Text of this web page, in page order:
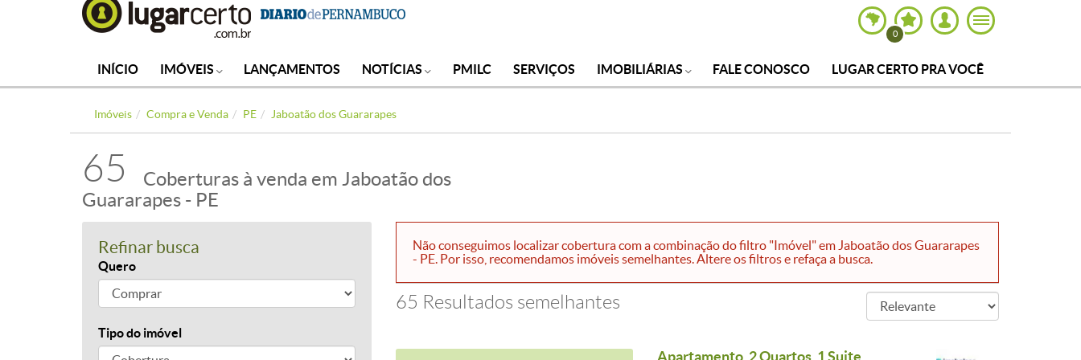
0
INÍCIO IMÓVEIS LANÇAMENTOS NOTÍCIAS PMILC SERVIÇOS IMOBILIÁRIAS FALE CONOSCO LUGAR CERTO PRA VOCÊ
Imóveis Compra e Venda PE Jaboatão dos Guararapes
65
Coberturas à venda em Jaboatão dos
Guararapes - PE
Refinar busca
Quero
Tipo do imóvel
Não conseguimos localizar cobertura com a combinação do filtro "Imóvel" em Jaboatão dos Guararapes
- PE. Por isso, recomendamos imóveis semelhantes. Altere os filtros e refaça a busca.
65 Resultados semelhantes
Apartamento, 2 Quartos, 1 Suite